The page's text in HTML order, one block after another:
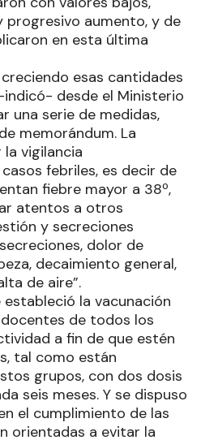
progresivo aumento, y de
en esta última
esas cantidades
desde el Ministerio
una serie de medidas,
memorándum. La
vigilancia
febriles, es decir de
fiebre mayor a 38º,
atentos a otros
y secreciones
dolor de
decaimiento general,
de aire”.
la vacunación
de todos los
a fin de que estén
tal como están
grupos, con dos dosis
seis meses. Y se dispuso
el cumplimiento de las
orientadas a evitar la